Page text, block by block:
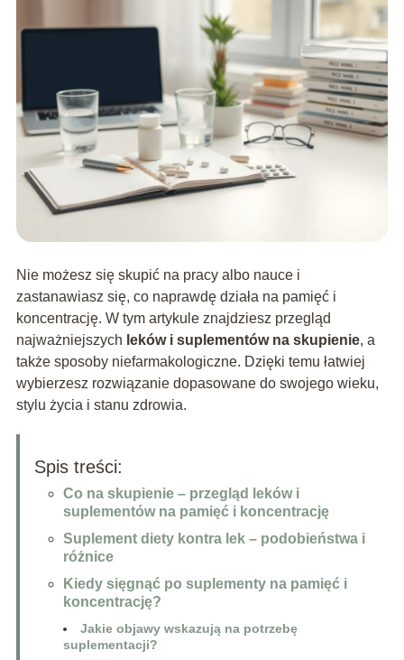
Nie możesz się skupić na pracy albo nauce i
zastanawiasz się, co naprawdę działa na pamięć i
koncentrację. W tym artykule znajdziesz przegląd
najważniejszych leków i suplementów na skupienie, a
także sposoby niefarmakologiczne. Dzięki temu łatwiej
wybierzesz rozwiązanie dopasowane do swojego wieku,
stylu życia i stanu zdrowia.
Spis treści:
Co na skupienie – przegląd leków i
suplementów na pamięć i koncentrację
Suplement diety kontra lek – podobieństwa i
różnice
Kiedy sięgnąć po suplementy na pamięć i
koncentrację?
Jakie objawy wskazują na potrzebę
suplementacji?